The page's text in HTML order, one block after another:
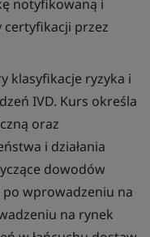
notyfikowaną i
certyfikacji przez
klasyfikacje ryzyka i
IVD. Kurs określa
oraz
i działania
dowodów
wprowadzeniu na
na rynek